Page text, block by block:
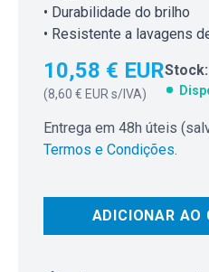
• Durabilidade do brilho
• Resistente a lavagens
10,58 € EUR
(8,60 € EUR s/IVA)
Stock:
Entrega em 48h úteis
Termos e Condições.
ADICIONAR AO